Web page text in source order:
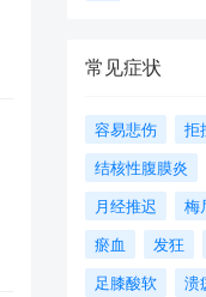
常见症状
容易悲伤 拒
结核性腹膜炎
月经推迟
梅
瘀血
发狂
足膝酸软
溃